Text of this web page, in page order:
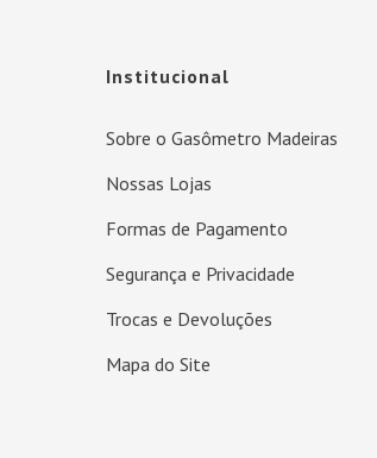
Institucional
Sobre o Gasômetro Madeiras
Nossas Lojas
Formas de Pagamento
Segurança e Privacidade
Trocas e Devoluções
Mapa do Site